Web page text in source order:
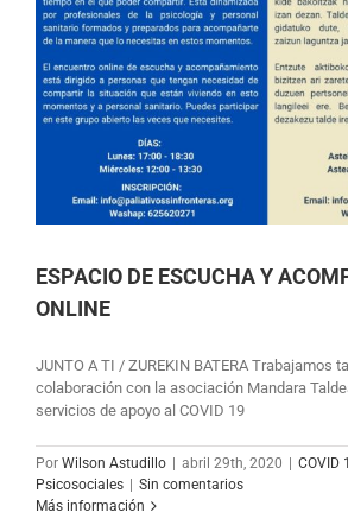
ESPACIO DE ESCUCHA Y
ONLINE
JUNTO A TI / ZUREKIN BATERA Trabajamos
colaboración con la asociación Mandara
servicios de apoyo al COVID 19
Por Wilson Astudillo | abril 29th, 2020 | COVID
Psicosociales | Sin comentarios
Más información